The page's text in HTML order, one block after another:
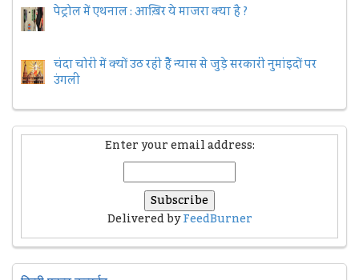
पेट्रोल में एथनाल : आख़िर ये माजरा क्या है ?
चंदा चोरी में क्यों उठ रही हैैं न्यास से जुड़े सरकारी नुमांइदों पर
उंगली
Enter your email address:
Delivered byFeedBurner